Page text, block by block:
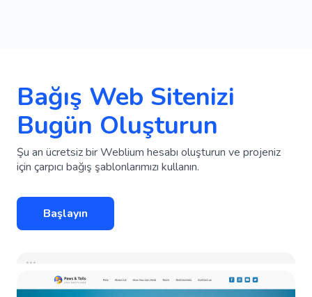
Bağış Web Sitenizi
Bugün Oluşturun
Şu an ücretsiz bir Weblium hesabı oluşturun ve projeniz
için çarpıcı bağış şablonlarımızı kullanın.
Başlayın